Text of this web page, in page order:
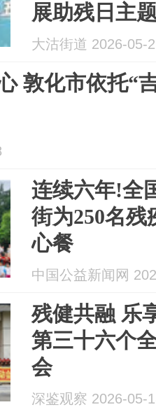
展助残日主
大沽街道 2026-05-
敦化市依托“
连续六年!全
街为250名残
心餐
中国公益新闻网
残健共融 乐
第三十六个
会
深鉴观察 2026-05-